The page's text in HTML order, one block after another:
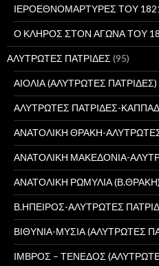
ΙΕΡΟΕΘΝΟΜΑΡΤΥΡΕΣ ΤΟΥ
Ο ΚΛΗΡΟΣ ΣΤΟΝ ΑΓΩΝΑ ΤΟΥ
ΑΛΥΤΡΩΤΕΣ ΠΑΤΡΙΔΕΣ (95)
ΑΙΟΛΙΑ (ΑΛΥΤΡΩΤΕΣ ΠΑΤΡΙΔΕΣ)
ΑΛΥΤΡΩΤΕΣ ΠΑΤΡΙΔΕΣ-
ΑΝΑΤΟΛΙΚΗ ΘΡΑΚΗ-
ΑΝΑΤΟΛΙΚΗ ΜΑΚΕΔΟΝΙΑ-
ΑΝΑΤΟΛΙΚΗ ΡΩΜΥΛΙΑ
Β.ΗΠΕΙΡΟΣ-ΑΛΥΤΡΩΤΕΣ
ΒΙΘΥΝΙΑ-ΜΥΣΙΑ (ΑΛΥΤΡΩΤΕΣ
ΙΜΒΡΟΣ – ΤΕΝΕΔΟΣ